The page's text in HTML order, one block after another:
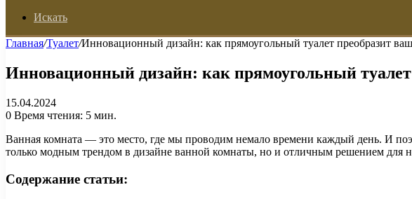
Искать
Главная/Туалет/Инновационный дизайн: как прямоугольный туалет преобразит
Инновационный дизайн: как прямоугольный
15.04.2024
0 Время чтения: 5 мин.
Ванная комната — это место, где мы проводим немало времени каждый день. И
только модным трендом в дизайне ванной комнаты, но и отличным решением для
Содержание статьи: